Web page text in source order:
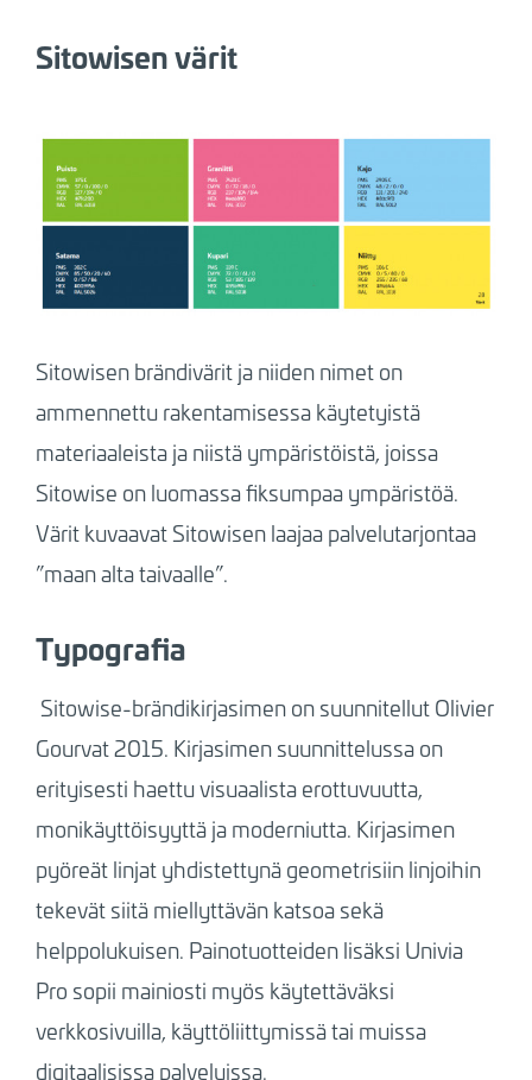
Sitowisen värit
Sitowisen brändivärit ja niiden nimet on
ammennettu rakentamisessa käytetyistä
materiaaleista ja niistä ympäristöistä, joissa
Sitowise on luomassa fiksumpaa ympäristöä.
Värit kuvaavat Sitowisen laajaa palvelutarjontaa
”maan alta taivaalle”.
Typografia
Sitowise-brändikirjasimen on suunnitellut Olivier
Gourvat 2015. Kirjasimen suunnittelussa on
erityisesti haettu visuaalista erottuvuutta,
monikäyttöisyyttä ja moderniutta. Kirjasimen
pyöreät linjat yhdistettynä geometrisiin linjoihin
tekevät siitä miellyttävän katsoa sekä
helppolukuisen. Painotuotteiden lisäksi Univia
Pro sopii mainiosti myös käytettäväksi
verkkosivuilla, käyttöliittymissä tai muissa
digitaalisissa palveluissa.